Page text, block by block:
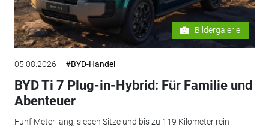
Bildergalerie
05.08.2026 #BYD-Handel
BYD Ti 7 Plug-in-Hybrid: Für Familie und
Abenteuer
Fünf Meter lang, sieben Sitze und bis zu 119 Kilometer rein